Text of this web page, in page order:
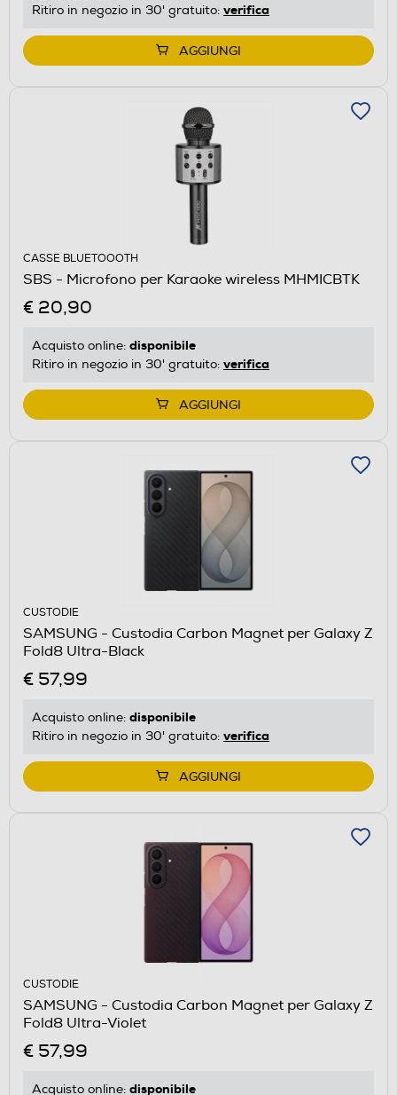
Ritiro in negozio in 30' gratuito: verifica
AGGIUNGI
CASSE BLUETOOOTH
SBS - Microfono per Karaoke wireless MHMICBTK
€ 20,90
Acquisto online: disponibile
Ritiro in negozio in 30' gratuito: verifica
AGGIUNGI
CUSTODIE
SAMSUNG - Custodia Carbon Magnet per Galaxy Z
Fold8 Ultra-Black
€ 57,99
Acquisto online: disponibile
Ritiro in negozio in 30' gratuito: verifica
AGGIUNGI
CUSTODIE
SAMSUNG - Custodia Carbon Magnet per Galaxy Z
Fold8 Ultra-Violet
€ 57,99
Acquisto online: disponibile